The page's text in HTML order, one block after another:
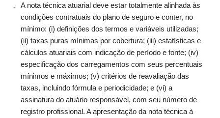
A nota técnica atuarial deve estar totalmente alinhada às
condições contratuais do plano de seguro e conter, no
mínimo: (i) definições dos termos e variáveis utilizadas;
(ii) taxas puras mínimas por cobertura; (iii) estatísticas e
cálculos atuariais com indicação de período e fonte; (iv)
especificação dos carregamentos com seus percentuais
mínimos e máximos; (v) critérios de reavaliação das
taxas, incluindo fórmula e periodicidade; e (vi) a
assinatura do atuário responsável, com seu número de
registro profissional. A apresentação da nota técnica à